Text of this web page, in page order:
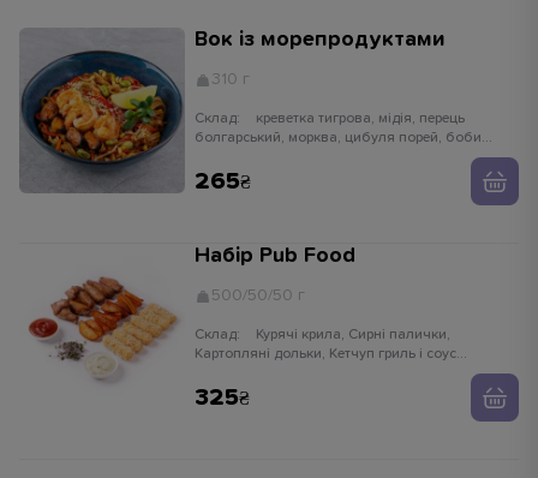
Вок із морепродуктами
310 г
Склад:
болгарський, морква, цибуля порей, боби
устричний соус, кунжут білий, рисова локшина
265
Набір Pub Food
500/50/50 г
Склад:
Картопляні дольки, Кетчуп гриль і соус
325